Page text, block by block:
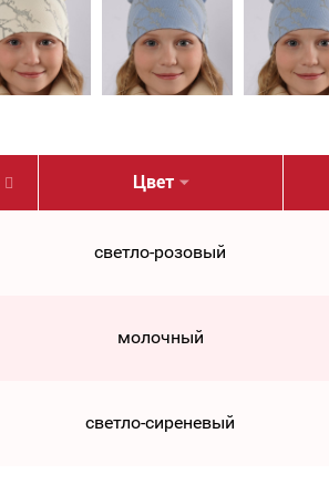
Цвет
светло-розовый
молочный
светло-сиреневый